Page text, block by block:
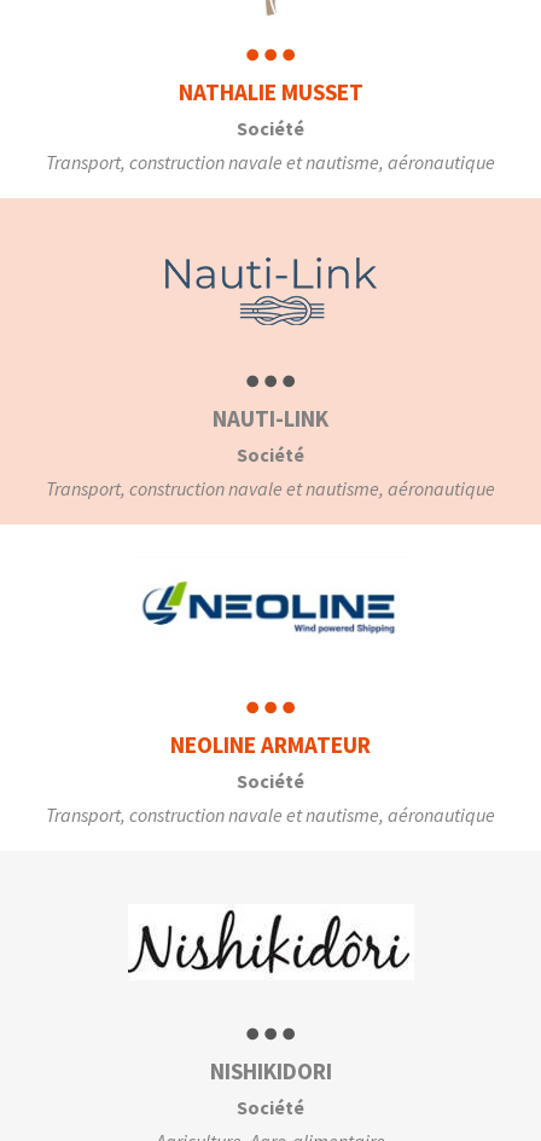
NATHALIE MUSSET
Société
Transport, construction navale et nautisme, aéronautique
NAUTI-LINK
Société
Transport, construction navale et nautisme, aéronautique
NEOLINE ARMATEUR
Société
Transport, construction navale et nautisme, aéronautique
NISHIKIDORI
Société